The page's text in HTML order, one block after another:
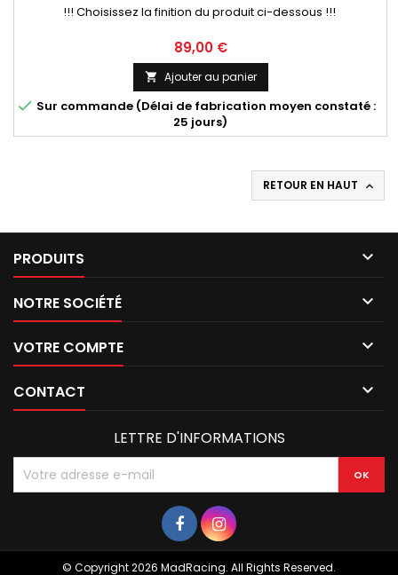
!!! Choisissez la finition du produit ci-dessous !!!
Prix
89,00 €
 Ajouter au panier
 Sur commande (Délai de fabrication moyen constaté :
25 jours)
RETOUR EN HAUT 
PRODUITS 
NOTRE SOCIÉTÉ 
VOTRE COMPTE 
CONTACT 
LETTRE D'INFORMATIONS
© Copyright 2026 MadRacing. All Rights Reserved.